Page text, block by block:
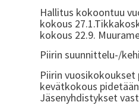
Hallitus kokoontuu
kokous
kokous 22.9.
Piirin suunnittelu-/
Piirin
kevätkokous
Jäsenyhdistykset